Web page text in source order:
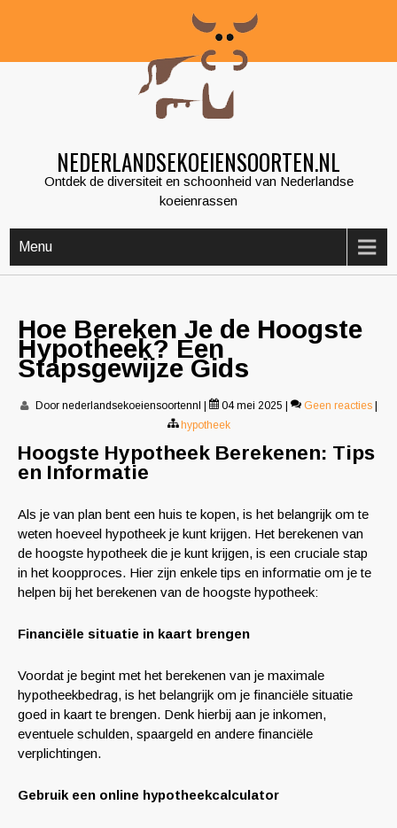
NEDERLANDSEKOEIENSOORTEN.NL
Ontdek de diversiteit en schoonheid van Nederlandse
koeienrassen
Menu
Hoe Bereken Je de Hoogste
Hypotheek? Een
Stapsgewijze Gids
Door nederlandsekoeiensoortennl 04 mei 2025 Geen reacties
hypotheek
Hoogste Hypotheek Berekenen: Tips
en Informatie
Als je van plan bent een huis te kopen, is het belangrijk om te
weten hoeveel hypotheek je kunt krijgen. Het berekenen van
de hoogste hypotheek die je kunt krijgen, is een cruciale stap
in het koopproces. Hier zijn enkele tips en informatie om je te
helpen bij het berekenen van de hoogste hypotheek:
Financiële situatie in kaart brengen
Voordat je begint met het berekenen van je maximale
hypotheekbedrag, is het belangrijk om je financiële situatie
goed in kaart te brengen. Denk hierbij aan je inkomen,
eventuele schulden, spaargeld en andere financiële
verplichtingen.
Gebruik een online hypotheekcalculator